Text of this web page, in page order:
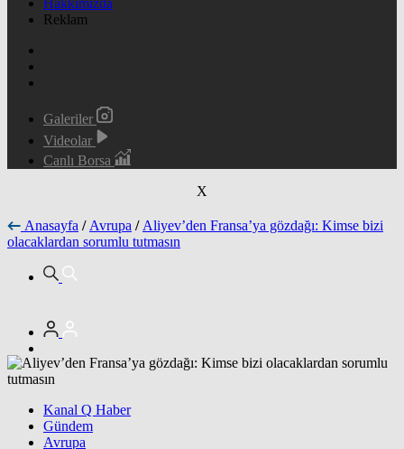
Reklam
Galeriler
Videolar
Canlı Borsa
X
Anasayfa / Avrupa / Aliyev’den Fransa’ya gözdağı: Kimse bizi
olacaklardan sorumlu tutmasın
Kanal Q Haber
Gündem
Avrupa